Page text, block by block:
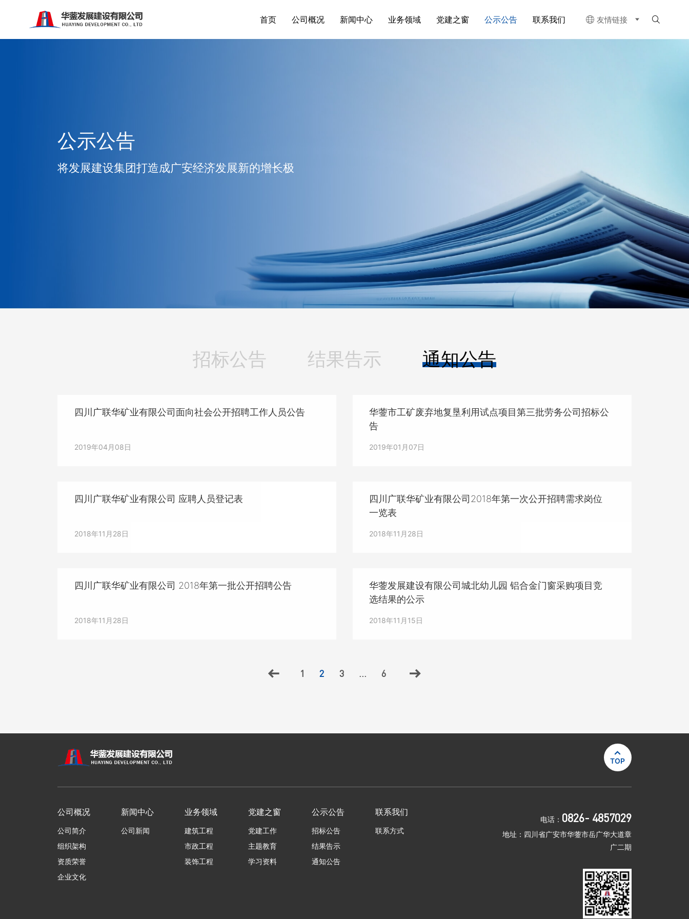
首页 公司概况 新闻中心 业务领域 党建之窗 公示公告 联系我们  友情链接 
公示公告
将发展建设集团打造成广安经济发展新的增长极
招标公告 结果告示 通知公告
四川广联华矿业有限公司面向社会公开招聘工作人员公告
2019年04月08日
华蓥市工矿废弃地复垦利用试点项目第三批劳务公司招标公
告
2019年01月07日
四川广联华矿业有限公司 应聘人员登记表
2018年11月28日
四川广联华矿业有限公司2018年第一次公开招聘需求岗位
一览表
2018年11月28日
四川广联华矿业有限公司 2018年第一批公开招聘公告
2018年11月28日
华蓥发展建设有限公司城北幼儿园 铝合金门窗采购项目竞
选结果的公示
2018年11月15日
 1 2 3 ... 6 

TOP
公司概况
公司简介
组织架构
资质荣誉
企业文化
新闻中心
公司新闻
业务领域
建筑工程
市政工程
装饰工程
党建之窗
党建工作
主题教育
学习资料
公示公告
招标公告
结果告示
通知公告
联系我们
联系方式
电话： 0826- 4857029
地址：四川省广安市华蓥市岳广华大道章
广二期